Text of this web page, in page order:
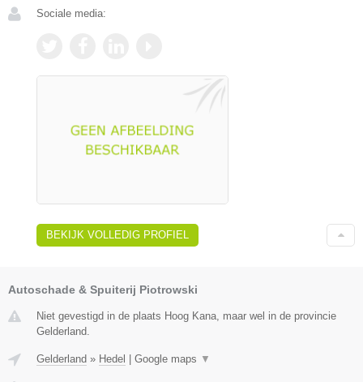
Sociale media:
BEKIJK VOLLEDIG PROFIEL
Autoschade & Spuiterij Piotrowski
Niet gevestigd in de plaats Hoog Kana, maar wel in de provincie
Gelderland.
Gelderland » Hedel Google maps ▼